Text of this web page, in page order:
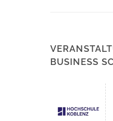
BUSINESS